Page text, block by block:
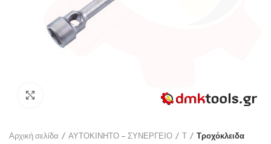
Αρχική σελίδα ΑΥΤΟΚΙΝΗΤΟ – ΣΥΝΕΡΓΕΙΟ Τ Τροχόκλειδα